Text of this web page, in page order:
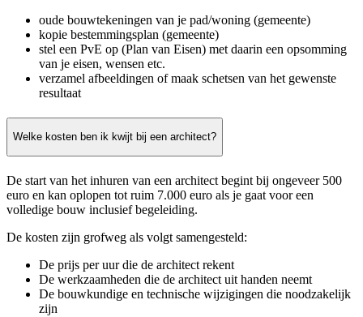
oude bouwtekeningen van je pad/woning (gemeente)
kopie bestemmingsplan (gemeente)
stel een PvE op (Plan van Eisen) met daarin een opsomming
van je eisen, wensen etc.
verzamel afbeeldingen of maak schetsen van het gewenste
resultaat
Welke kosten ben ik kwijt bij een architect?
De start van het inhuren van een architect begint bij ongeveer 500
euro en kan oplopen tot ruim 7.000 euro als je gaat voor een
volledige bouw inclusief begeleiding.
De kosten zijn grofweg als volgt samengesteld:
De prijs per uur die de architect rekent
De werkzaamheden die de architect uit handen neemt
De bouwkundige en technische wijzigingen die noodzakelijk
zijn